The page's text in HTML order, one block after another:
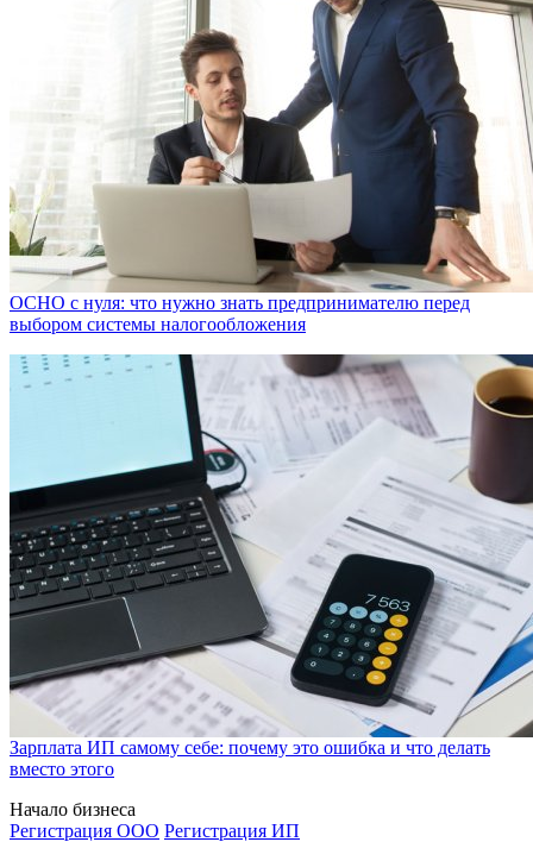
ОСНО с нуля: что нужно знать предпринимателю перед
выбором системы налогообложения
Зарплата ИП самому себе: почему это ошибка и что делать
вместо этого
Начало бизнеса
Регистрация ООО Регистрация ИП